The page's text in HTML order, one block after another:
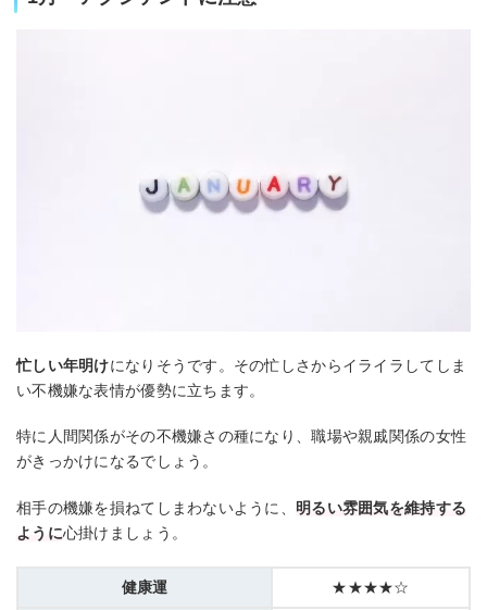
忙しい年明けになりそうです。その忙しさからイライラしてしま
い不機嫌な表情が優勢に立ちます。
特に人間関係がその不機嫌さの種になり、職場や親戚関係の女性
がきっかけになるでしょう。
相手の機嫌を損ねてしまわないように、 明るい雰囲気を維持する
ように心掛けましょう。
健康運 ★★★★☆